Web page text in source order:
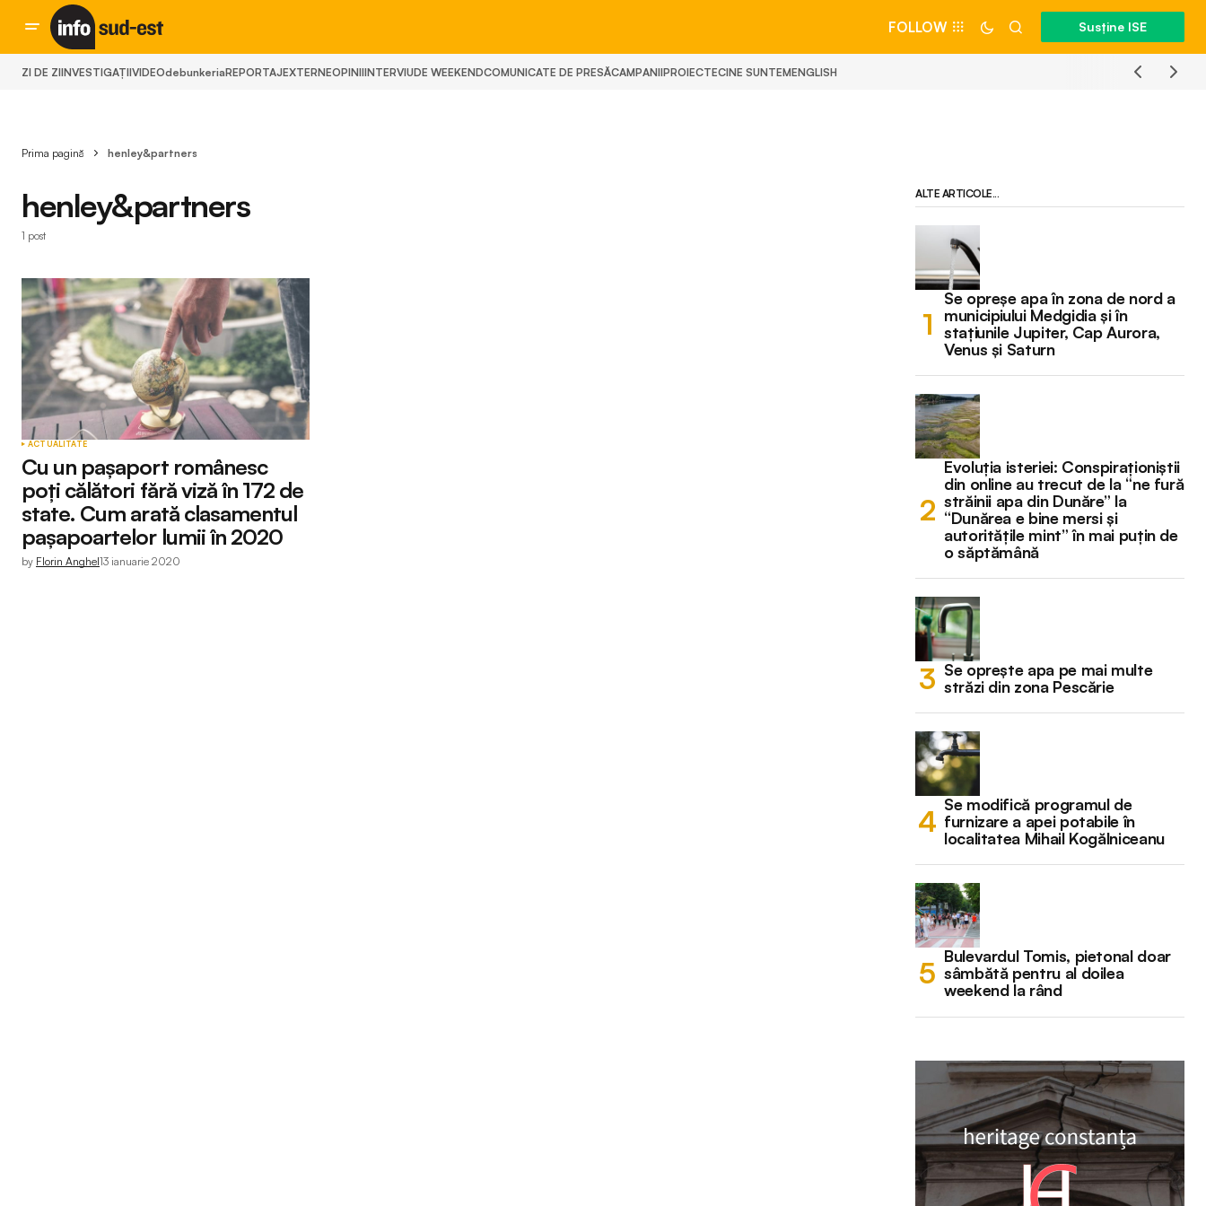
FOLLOW Susține ISE
ZI DE ZIINVESTIGAȚIIVIDEOdebunkeriaREPORTAJEXTERNEOPINIIINTERVIUDE WEEKENDCOMUNICATE DE PRESĂCAMPANIIPROIECTECINE SUNTEMENGLISH
Prima pagină henley&partners
henley&partners
1 post
ACTUALITATE
Cu un paşaport românesc
poți călători fără viză în 172 de
state. Cum arată clasamentul
paşapoartelor lumii în 2020
by Florin Anghel13 ianuarie 2020
ALTE ARTICOLE...
Se opreșe apa în zona de nord a
municipiului Medgidia și în
stațiunile Jupiter, Cap Aurora,
Venus și Saturn
Evoluția isteriei: Conspiraționiștii
din online au trecut de la “ne fură
străinii apa din Dunăre” la
“Dunărea e bine mersi și
autoritățile mint” în mai puțin de
o săptămână
Se oprește apa pe mai multe
străzi din zona Pescărie
Se modifică programul de
furnizare a apei potabile în
localitatea Mihail Kogălniceanu
Bulevardul Tomis, pietonal doar
sâmbătă pentru al doilea
weekend la rând